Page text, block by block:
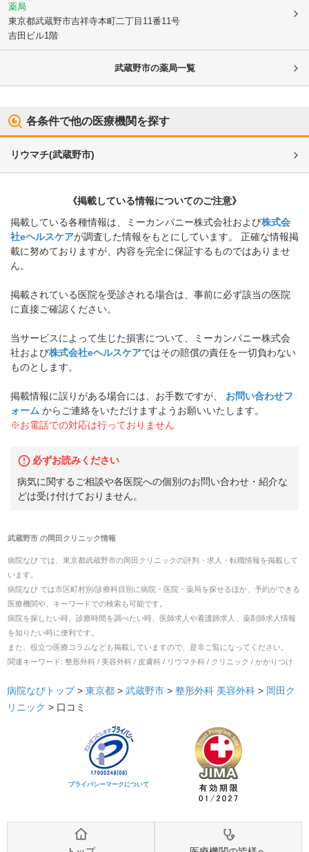
薬局
東京都武蔵野市吉祥寺本町二丁目11番11号
吉田ビル1階
武蔵野市の薬局一覧
各条件で他の医療機関を探す
リウマチ(武蔵野市)
《掲載している情報についてのご注意》
掲載している各種情報は、ミーカンパニー株式会社および株式会
社eヘルスケアが調査した情報をもとにしています。 正確な情報掲
載に努めておりますが、内容を完全に保証するものではありませ
ん。
掲載されている医院を受診される場合は、事前に必ず該当の医院
に直接ご確認ください。
当サービスによって生じた損害について、ミーカンパニー株式会
社および株式会社eヘルスケアではその賠償の責任を一切負わない
ものとします。
掲載情報に誤りがある場合には、お手数ですが、
お問い合わせフ
ォーム からご連絡をいただけますようお願いいたします。
※お電話での対応は行っておりません
必ずお読みください
病気に関するご相談や各医院への個別のお問い合わせ・紹介な
どは受け付けておりません。
武蔵野市の岡田クリニック情報
病院なび では、 東京都武蔵野市の岡田クリニックの評判・求人・転職情報を掲載して
います。
病院なび では市区町村別/診療科目別に病院・医院・薬局を探せるほか、予約ができる
医療機関や、キーワードでの検索も可能です。
病院を探したい時、診療時間を調べたい時、医師求人や看護師求人、薬剤師求人情報
を知りたい時に便利です。
また、役立つ医療コラムなども掲載していますので、是非ご覧になってください。
関連キーワード: 整形外科 / 美容外科 / 皮膚科 / リウマチ科 / クリニック / かかりつけ
病院なびトップ > 東京都 > 武蔵野市 > 整形外科 美容外科 > 岡田ク
リニック > 口コミ
プライバシーマークについて